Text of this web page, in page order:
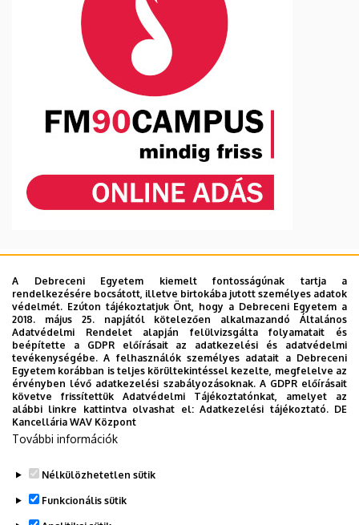
2026. augusztus
K Sze Cs P Szo V
27 28 29 30 31 1 2
3 4 5 6 7 8 9
17 18 19
A Debreceni Egyetem kiemelt fontosságúnak tartja a
rendelkezésére bocsátott, illetve birtokába jutott személyes adatok
védelmét. Ezúton tájékoztatjuk Önt, hogy a Debreceni Egyetem a
2018. május 25. napjától kötelezően alkalmazandó Általános
Adatvédelmi Rendelet alapján felülvizsgálta folyamatait és
beépítette a GDPR előírásait az adatkezelési és adatvédelmi
tevékenységébe. A felhasználók személyes adatait a Debreceni
Egyetem korábban is teljes körültekintéssel kezelte, megfelelve az
érvényben lévő adatkezelési szabályozásoknak. A GDPR előírásait
követve frissítettük Adatvédelmi Tájékoztatónkat, amelyet az
alábbi linkre kattintva olvashat el:Adatkezelési tájékoztató. DE
Kancellária WAV Központ
További információk
Nélkülözhetetlen sütik
Funkcionális sütik